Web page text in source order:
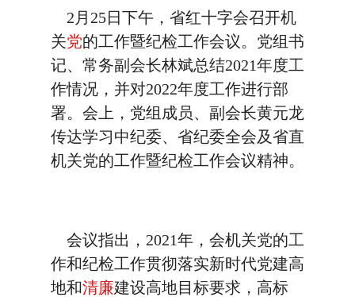
2月25日下午，省红十字会召开机
关党的工作暨纪检工作会议。党组书
记、常务副会长林斌总结2021年度工
作情况，并对2022年度工作进行部
署。会上，党组成员、副会长黄元龙
传达学习中纪委、省纪委全会及省直
机关党的工作暨纪检工作会议精神。
会议指出，2021年，会机关党的工
作和纪检工作贯彻落实新时代党建高
地和清廉建设高地目标要求，高标